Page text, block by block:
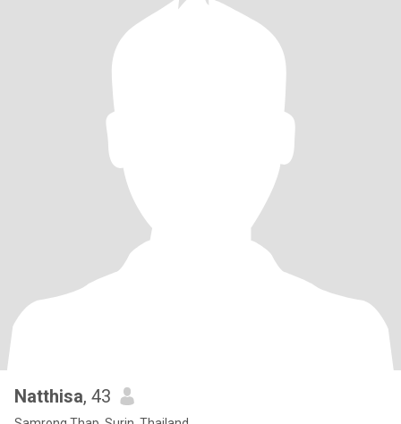
Natthisa, 43